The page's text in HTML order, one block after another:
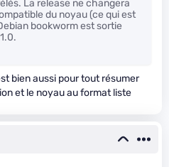
La release ne changera
du noyau (ce qui est
bookworm est sortie
bien aussi pour tout résumer
et le noyau au format liste